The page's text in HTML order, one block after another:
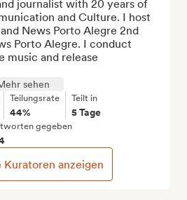
journalist with 20 years of
and Culture. I host
News Porto Alegre 2nd
Porto Alegre. I conduct
music and release
sehen
Teilungsrate
44%
Teilt in
5 Tage
gegeben
Kuratoren anzeigen